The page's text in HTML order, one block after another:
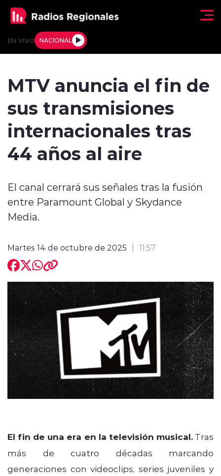
EN VIVO NACIONAL
Deportes
Regiones al Aire
Entrevistas
modo claro
MTV anuncia el fin de
sus transmisiones
internacionales tras
44 años al aire
El canal cerrará sus señales tras la fusión
entre Paramount Global y Skydance
Media.
Martes 14 de octubre de 2025 11:57
El fin de una era en la televisión musical.Tras
más de cuatro décadas marcando
generaciones con videoclips, series juveniles y